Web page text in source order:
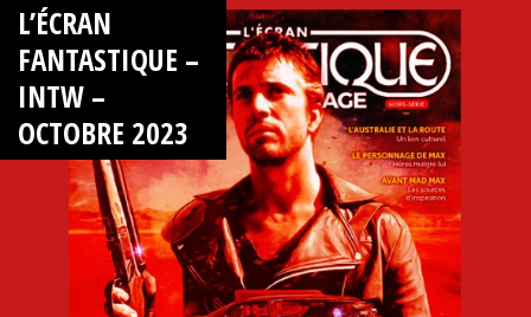
L’ÉCRAN
FANTASTIQUE –
INTW –
OCTOBRE 2023